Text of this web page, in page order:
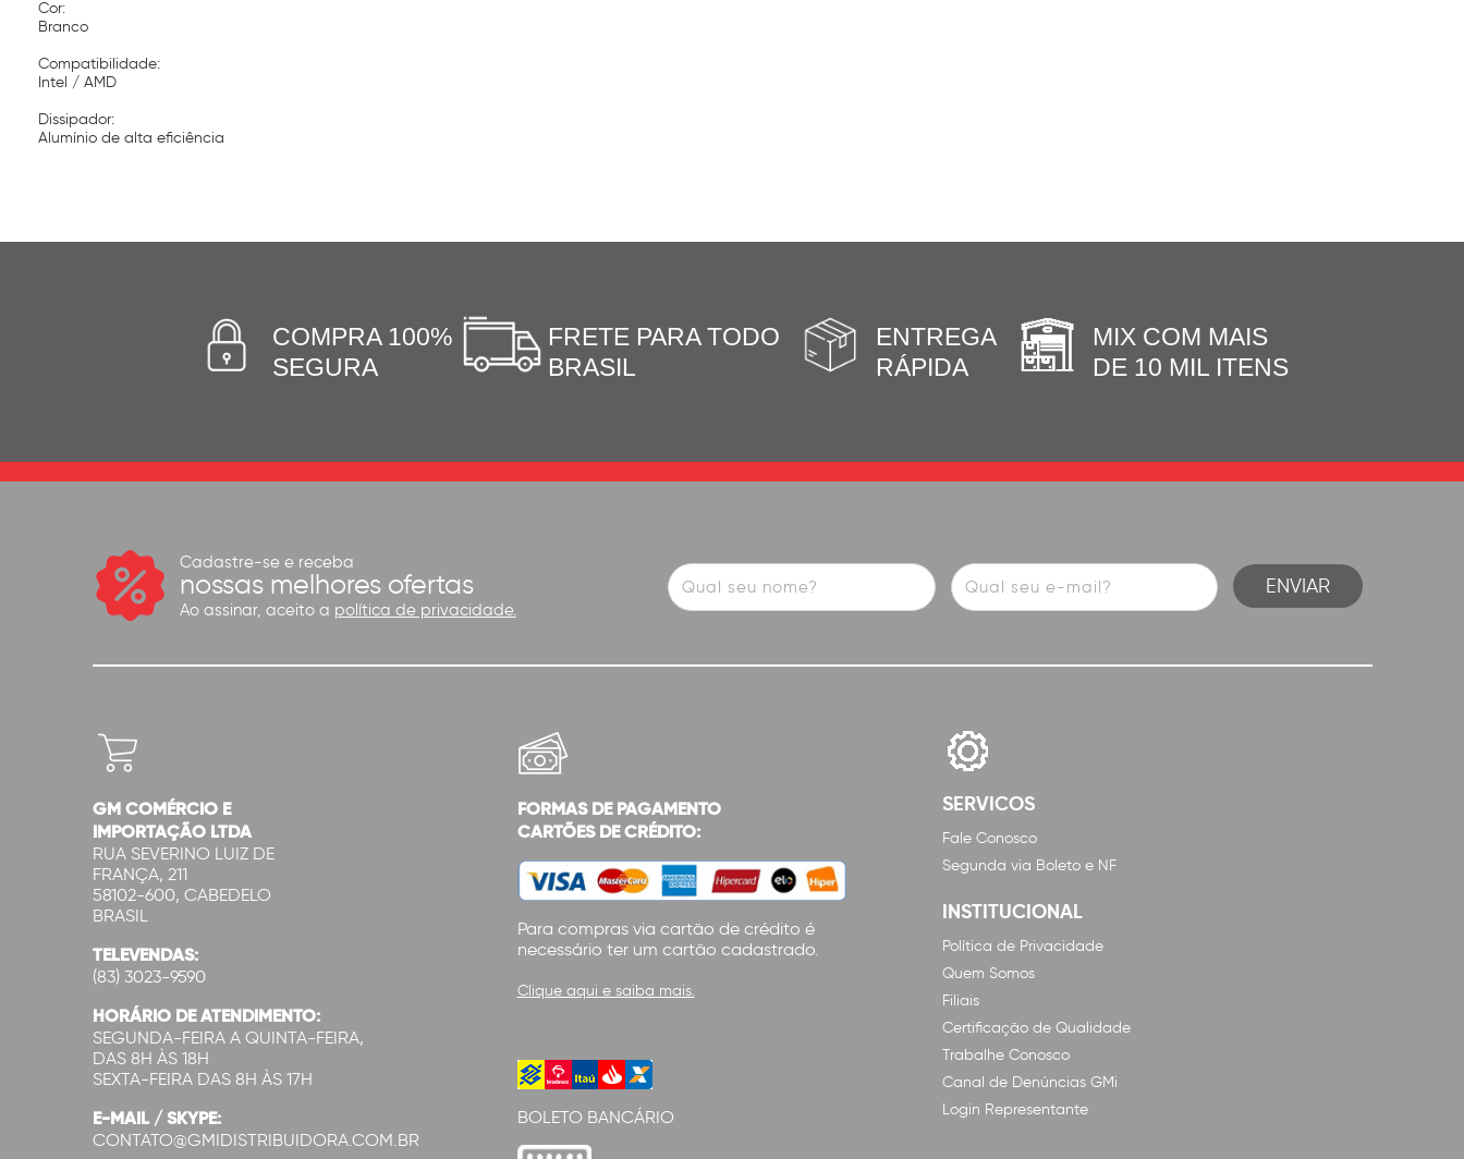
Cor:
Branco
Compatibilidade:
Intel / AMD
Dissipador:
Alumínio de alta eficiência
COMPRA 100%
SEGURA
FRETE PARA TODO
BRASIL
ENTREGA
RÁPIDA
MIX COM MAIS
DE 10 MIL ITENS
Cadastre-se e receba
nossas melhores ofertas
Ao assinar, aceito a política de privacidade.
GM COMÉRCIO E
IMPORTAÇÃO LTDA
RUA SEVERINO LUIZ DE
FRANÇA, 211
58102-600, CABEDELO
BRASIL
TELEVENDAS:
(83) 3023-9590
HORÁRIO DE ATENDIMENTO:
SEGUNDA-FEIRA A QUINTA-FEIRA,
DAS 8H ÀS 18H
SEXTA-FEIRA DAS 8H ÀS 17H
E-MAIL / SKYPE:
CONTATO@GMIDISTRIBUIDORA.COM.BR
FORMAS DE PAGAMENTO
CARTÕES DE CRÉDITO:
Para compras via cartão de crédito é
necessário ter um cartão cadastrado.
Clique aqui e saiba mais.
BOLETO BANCÁRIO
SERVICOS
Fale Conosco
Segunda via Boleto e NF
INSTITUCIONAL
Política de Privacidade
Quem Somos
Filiais
Certificação de Qualidade
Trabalhe Conosco
Canal de Denúncias GMi
Login Representante